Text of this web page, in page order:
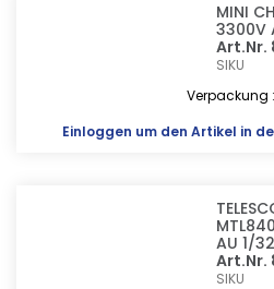
MINI
3300V
Art.Nr.
SIKU
Verpackung
Einloggen um den Artikel in
AU 1/
Art.Nr.
SIKU